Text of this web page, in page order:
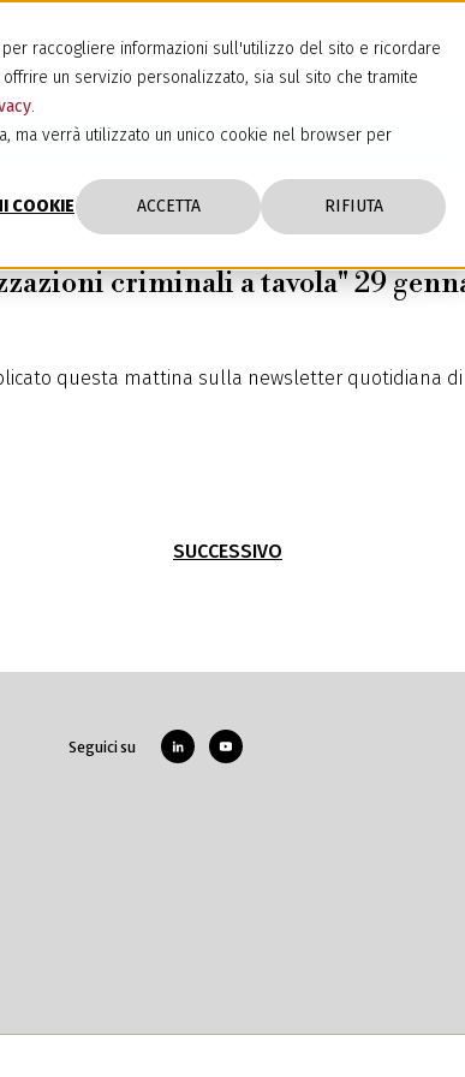
raccogliere informazioni sull'utilizzo del sito e ricordare
un servizio personalizzato, sia sul sito che tramite
.
ma verrà utilizzato un unico cookie nel browser per
COOKIE ACCETTA RIFIUTA
criminali a tavola" 29
questa mattina sulla newsletter quotidiana di
SUCCESSIVO
Seguici su